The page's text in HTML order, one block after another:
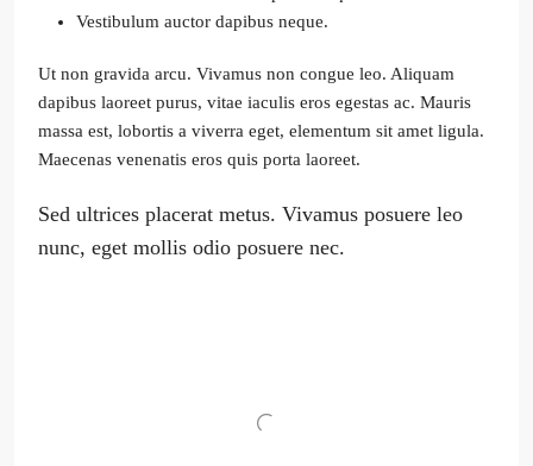
Vestibulum auctor dapibus neque.
Ut non gravida arcu. Vivamus non congue leo. Aliquam
dapibus laoreet purus, vitae iaculis eros egestas ac. Mauris
massa est, lobortis a viverra eget, elementum sit amet ligula.
Maecenas venenatis eros quis porta laoreet.
Sed ultrices placerat metus. Vivamus posuere leo
nunc, eget mollis odio posuere nec.